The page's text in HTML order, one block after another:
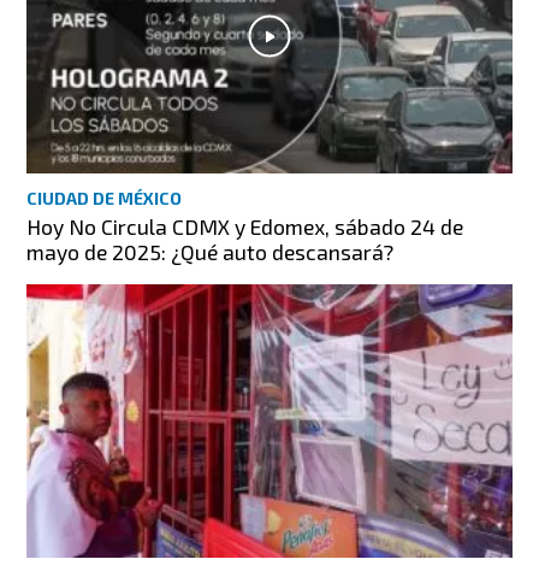
CIUDAD DE MÉXICO
Hoy No Circula CDMX y Edomex, sábado 24 de
mayo de 2025: ¿Qué auto descansará?